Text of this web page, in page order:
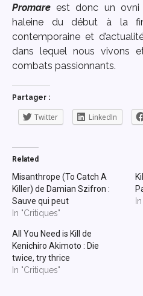
Promare est donc un ovni
haleine du début à la
contemporaine et
dans lequel nous vivons
combats passionnants.
Partager :
Twitter LinkedIn
Related
Misanthrope (To Catch A
Killer) de Damian Szifron :
Sauve qui peut
In "Critiques"
All You Need is Kill de
Kenichiro Akimoto : Die
twice, try thrice
In "Critiques"